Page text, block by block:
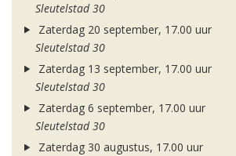
Sleutelstad 30
Zaterdag 20 september, 17.00 uur
Sleutelstad 30
Zaterdag 13 september, 17.00 uur
Sleutelstad 30
Zaterdag 6 september, 17.00 uur
Sleutelstad 30
Zaterdag 30 augustus, 17.00 uur